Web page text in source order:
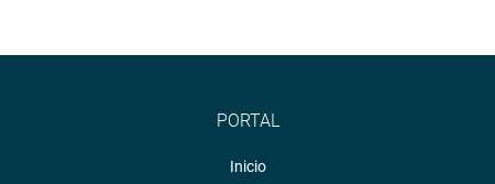
PORTAL
Inicio